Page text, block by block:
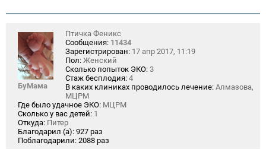
и
БуМама
Птичка Феникс
Сообщения: 11434
Зарегистрирован: 17 апр 2017, 11:19
Пол: Женский
Сколько попыток ЭКО: 3
Стаж бесплодия: 4
В каких клиниках проводилось лечение: Алмазова,
МЦРМ
Где было удачное ЭКО: МЦРМ
Сколько у вас детей: 1
Откуда: Питер
Благодарил (а): 927 раз
Поблагодарили: 2088 раз